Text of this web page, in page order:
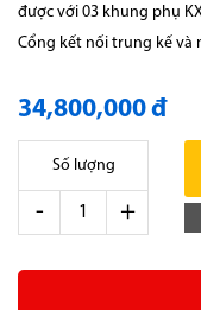
được với 03 khung phụ
Cổng kết nối trung kế và
34,800,000 đ
Số lượng
- +